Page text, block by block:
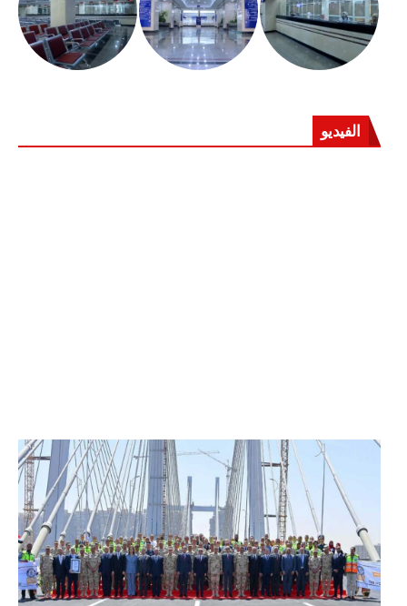
الفيديو
الرئيس عبد الفتاح السيسي يفتتح محور روض الفرج
وكوبري تحيا مصر